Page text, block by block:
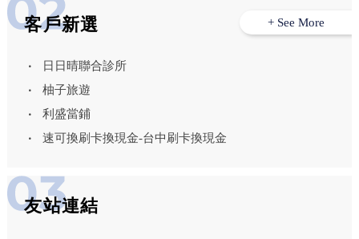
客戶新選
日日晴聯合診所
柚子旅遊
利盛當鋪
速可換刷卡換現金-台中刷卡換現金
+ See More
友站連結